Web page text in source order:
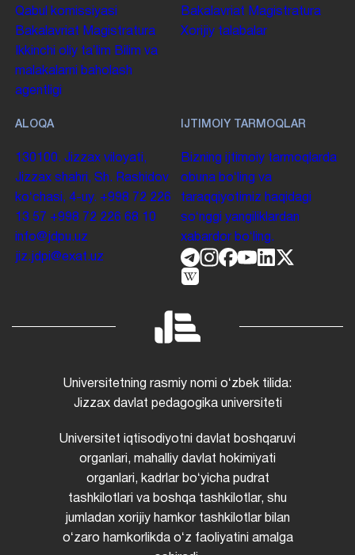
Qabul komissiyasi
Bakalavriat Magistratura
Ikkinchi oliy taʼlim Bilim va
malakalarni baholash
agentligi
Bakalavriat Magistratura
Xorijiy talabalar
ALOQA
130100. Jizzax viloyati,
Jizzax shahri, Sh. Rashidov
koʻchasi, 4-uy. +998 72 226
13 57 +998 72 226 68 10
info@jdpu.uz
jiz.jdpi@exat.uz
IJTIMOIY TARMOQLAR
Bizning ijtimoiy tarmoqlarda
obuna boʻling va
taraqqiyotimiz haqidagi
soʻnggi yangiliklardan
xabardor boʻling.
Universitetning rasmiy nomi oʻzbek tilida:
Jizzax davlat pedagogika universiteti
Universitet iqtisodiyotni davlat boshqaruvi
organlari, mahalliy davlat hokimiyati
organlari, kadrlar boʻyicha pudrat
tashkilotlari va boshqa tashkilotlar, shu
jumladan xorijiy hamkor tashkilotlar bilan
oʻzaro hamkorlikda oʻz faoliyatini amalga